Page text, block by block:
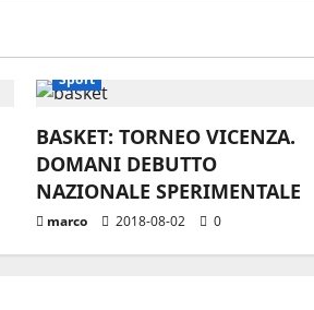
Sport
BASKET: TORNEO VICENZA.
DOMANI DEBUTTO
NAZIONALE SPERIMENTALE
marco 2018-08-02 0